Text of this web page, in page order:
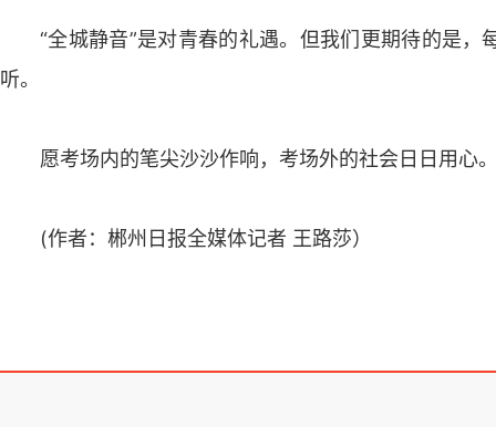
“全城静音”是对青春的礼遇。但我们更期待的是
听。
愿考场内的笔尖沙沙作响，考场外的社会日日用心
(作者：郴州日报全媒体记者 王路莎）